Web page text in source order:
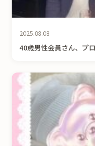
2025.08.08
40歳男性会員さん、プ